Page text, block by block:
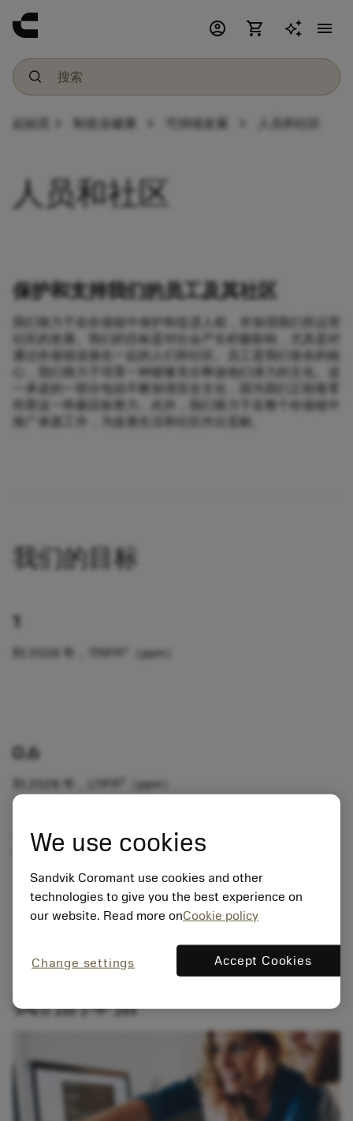
account_circle shopping_cart menu
chevron_right 制造业健康 chevron_right chevron_right 人员和社区
人员和社区
保护和支持我们的员工及其社区
我们致力于在价值链中保护和促进人权，并加强我们所运营
社区的发展。我们的目标是对社会产生积极影响，尤其是对
通过价值链连接在一起的人们和社区。员工是我们使命的核
心，我们致力于培育一种能够充分释放他们潜力的文化。这
一承诺的一部分包括不断加强安全文化，因为我们正朝着零
伤害这一终极目标努力。此外，我们致力于在整个价值链中
推广体面工作，为改善生活和社区作出贡献。
我们的目标
1
到 2028 年，TRIFR （ppm）
0.6
（ppm）
总可记录伤害频率
失时伤害频率
我们的举措
We use cookies
Sandvik Coromant use cookies and other
technologies to give you the best experience on
our website. Read more onCookie policy
Change settings Accept Cookies